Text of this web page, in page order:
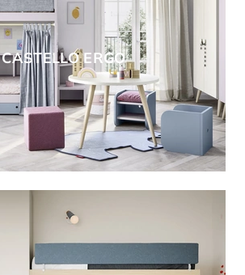
CASTELLO ERGO